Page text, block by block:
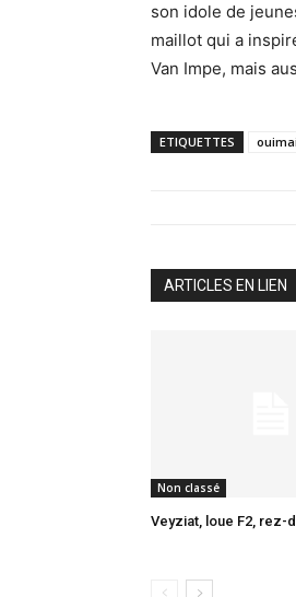
son idole de
maillot qui a
Van Impe, mais
ETIQUETTES
ARTICLES EN LIEN
Non classé
Veyziat, loue F2, rez-